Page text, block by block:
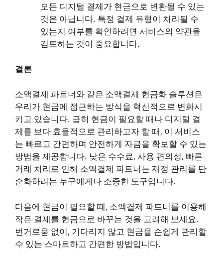
모든 디지털 결제가 현금으로 변환될 수 있는
것은 아닙니다. 특정 결제 유형이 처리될 수
있는지 여부를 확인하려면 서비스의 약관을
검토하는 것이 중요합니다.
결론
소액결제 파트너와 같은 소액결제 현금화 솔루션은
우리가 현금에 접근하는 방식을 혁신적으로 변화시
키고 있습니다. 급히 현금이 필요할 때나 디지털 결
제를 보다 효율적으로 관리하고자 할 때, 이 서비스
는 빠르고 간편하며 안전하게 자금을 확보할 수 있는
방법을 제공합니다. 낮은 수수료, 사용 편의성, 빠른
거래 처리로 인해 소액결제 파트너는 재정 관리를 단
순화하려는 누구에게나 소중한 도구입니다.
다음에 현금이 필요할 때, 소액결제 파트너를 이용해
작은 결제를 현금으로 바꾸는 것을 고려해 보세요.
번거로움 없이, 기다리지 않고 현금을 손쉽게 관리할
수 있는 스마트하고 간편한 방법입니다.